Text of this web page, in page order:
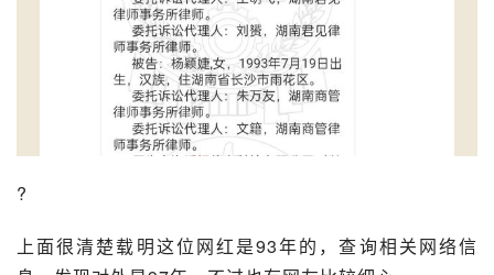
?
上面很清楚载明这位网红是93年的，查询相关网络信